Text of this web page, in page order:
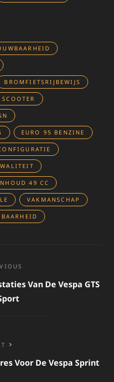
BROMFIETSRIJBEWIJS
EURO 95 BENZINE
49 CC
VAKMANSCHAP
Van De Vespa GTS
Voor De Vespa Sprint